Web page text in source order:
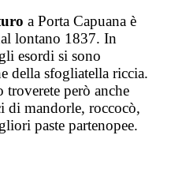
a Porta Capuana è
lontano 1837. In
esordi si sono
della sfogliatella riccia.
troverete però anche
di mandorle, roccocò,
paste partenopee.